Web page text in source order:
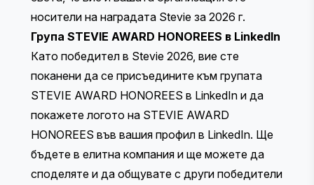
носители на наградата Stevie за 2026 г.
Група STEVIE AWARD HONOREES в LinkedIn
Като победител в Stevie 2026, вие сте
поканени да се присъедините към групата
STEVIE AWARD HONOREES в LinkedIn и да
покажете логото на STEVIE AWARD
HONOREES във вашия профил в LinkedIn. Ще
бъдете в елитна компания и ще можете да
споделяте и да общувате с други победители